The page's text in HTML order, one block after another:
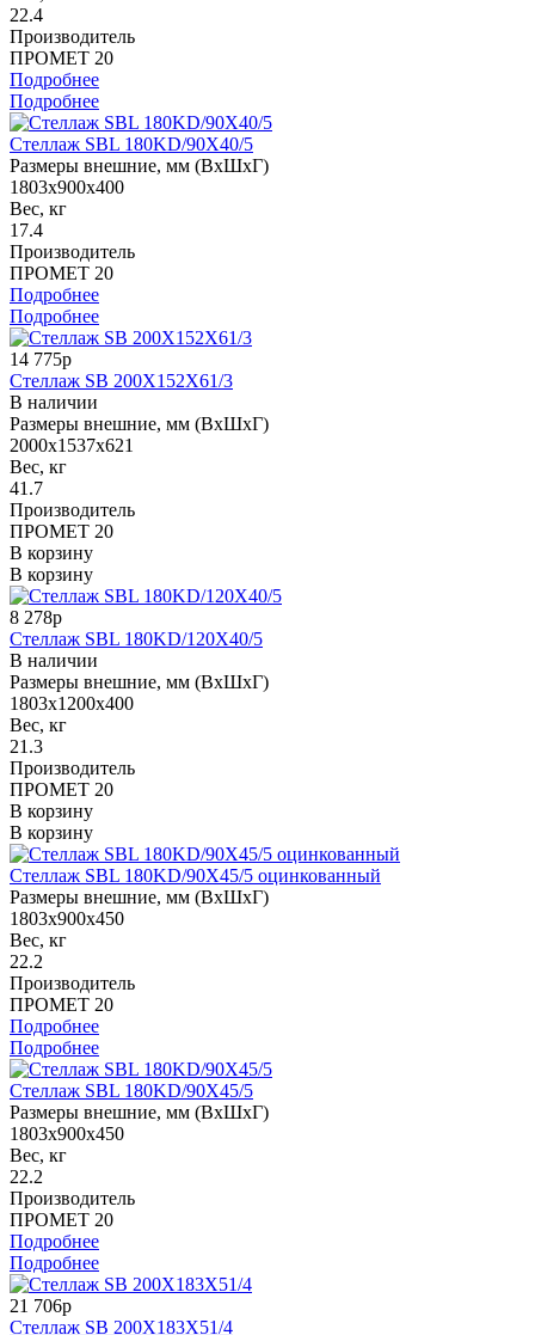
22.4
Производитель
ПРОМЕТ 20
Подробнее
Подробнее
Стеллаж SBL 180KD/90X40/5
Размеры внешние, мм (ВхШхГ)
1803x900x400
Вес, кг
17.4
Производитель
ПРОМЕТ 20
Подробнее
Подробнее
14 775р
Стеллаж SB 200X152X61/3
В наличии
Размеры внешние, мм (ВхШхГ)
2000x1537x621
Вес, кг
41.7
Производитель
ПРОМЕТ 20
В корзину
В корзину
8 278р
Стеллаж SBL 180KD/120X40/5
В наличии
Размеры внешние, мм (ВхШхГ)
1803x1200x400
Вес, кг
21.3
Производитель
ПРОМЕТ 20
В корзину
В корзину
Стеллаж SBL 180KD/90X45/5 оцинкованный
Размеры внешние, мм (ВхШхГ)
1803x900x450
Вес, кг
22.2
Производитель
ПРОМЕТ 20
Подробнее
Подробнее
Стеллаж SBL 180KD/90X45/5
Размеры внешние, мм (ВхШхГ)
1803x900x450
Вес, кг
22.2
Производитель
ПРОМЕТ 20
Подробнее
Подробнее
21 706р
Стеллаж SB 200X183X51/4